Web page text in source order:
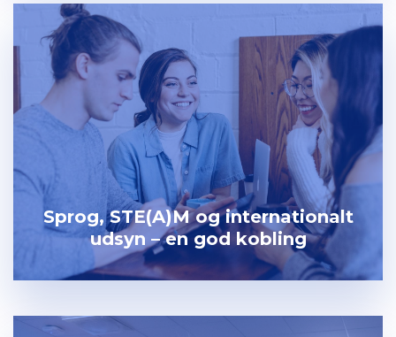
Sprog, STE(A)M og internationalt
udsyn – en god kobling